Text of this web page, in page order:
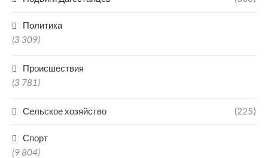
Политика
(3 309)
Происшествия
(3 781)
Сельское хозяйство (225)
Спорт
(9 804)